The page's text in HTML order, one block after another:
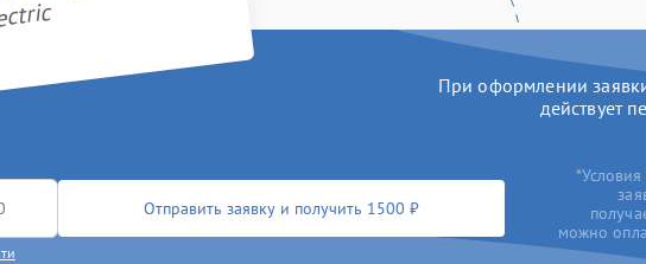
При оформлении
действует
Отправить заявку и получить 1500 ₽
можно